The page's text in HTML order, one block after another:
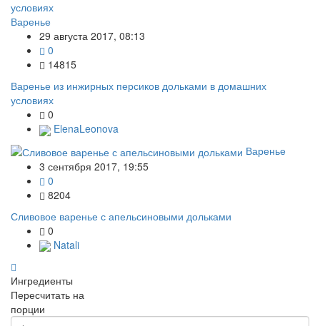
Варенье
29 августа 2017, 08:13
0
14815
Варенье из инжирных персиков дольками в домашних
условиях
0
ElenaLeonova
Варенье
3 сентября 2017, 19:55
0
8204
Сливовое варенье с апельсиновыми дольками
0
Natali
Ингредиенты
Пересчитать на
порции